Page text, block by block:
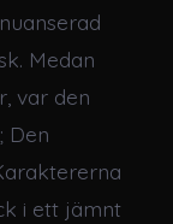
Medan
var den
Den
i ett jämnt